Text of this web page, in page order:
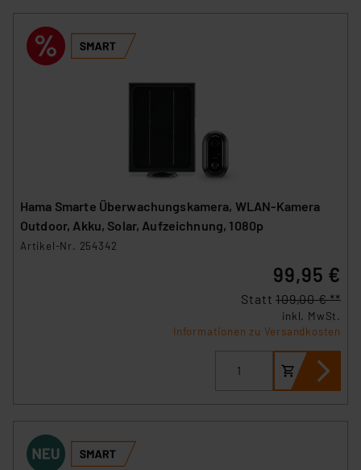
Hama Smarte Überwachungskamera, WLAN-Kamera
Outdoor, Akku, Solar, Aufzeichnung, 1080p
Artikel-Nr. 254342
99,95 €
Statt109,00 € **
inkl. MwSt.
Informationen zu Versandkosten